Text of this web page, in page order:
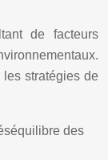
de facteurs
les stratégies de
des